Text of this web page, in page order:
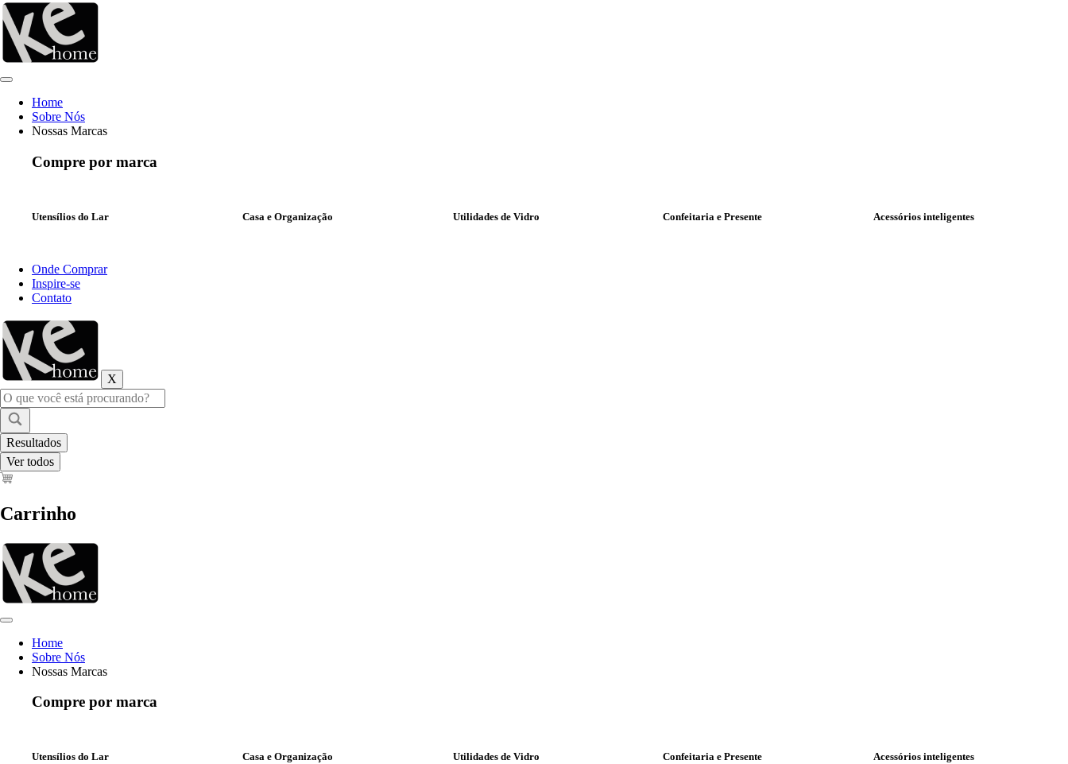
Ir
para
conteúdo
Home
Sobre Nós
Nossas Marcas
Compre por marca
Utensílios do Lar Casa e Organização Utilidades de Vidro Confeitaria e Presente Acessórios inteligentes
Onde Comprar
Inspire-se
Contato
X
Pesquisar
...
Resultados
Ver todos
Carrinho
Home
Sobre Nós
Nossas Marcas
Compre por marca
Utensílios do Lar Casa e Organização Utilidades de Vidro Confeitaria e Presente Acessórios inteligentes